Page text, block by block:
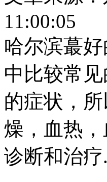
11:00:05
哈尔滨蕞
中比较常
的症状，
燥，血热
诊断和治疗